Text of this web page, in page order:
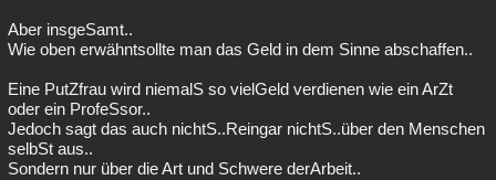
Aber insgeSamt..
Wie oben erwähntsollte man das Geld in dem Sinne abschaffen..
Eine PutZfrau wird niemalS so vielGeld verdienen wie ein ArZt
oder ein ProfeSsor..
Jedoch sagt das auch nichtS..Reingar nichtS..über den Menschen
selbSt aus..
Sondern nur über die Art und Schwere derArbeit..